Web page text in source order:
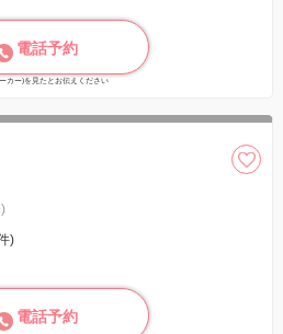
電話予約
カー)を見たとお伝えください
)
電話予約